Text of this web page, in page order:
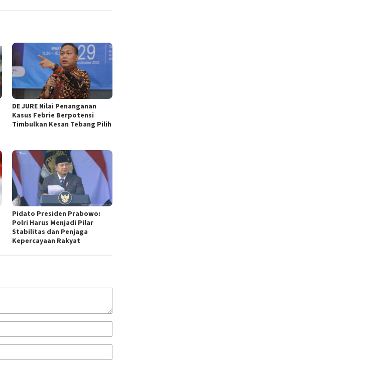
DE JURE Nilai Penanganan
Kasus Febrie Berpotensi
Timbulkan Kesan Tebang Pilih
Pidato Presiden Prabowo:
Polri Harus Menjadi Pilar
Stabilitas dan Penjaga
Kepercayaan Rakyat